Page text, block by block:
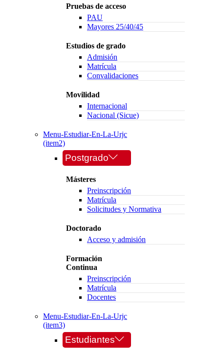
Pruebas de acceso
PAU
Mayores 25/40/45
Estudios de grado
Admisión
Matrícula
Convalidaciones
Movilidad
Internacional
Nacional (Sicue)
Menu-Estudiar-En-La-Urjc
(item2)
Postgrado
Másteres
Preinscripción
Matrícula
Solicitudes y Normativa
Doctorado
Acceso y admisión
Formación
Continua
Preinscripción
Matrícula
Docentes
Menu-Estudiar-En-La-Urjc
(item3)
Estudiantes